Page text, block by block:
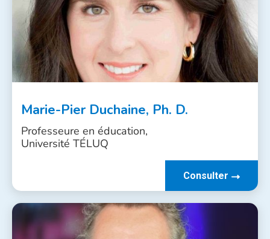
Marie-Pier Duchaine, Ph. D.
Professeure en éducation,
Université TÉLUQ
Consulter